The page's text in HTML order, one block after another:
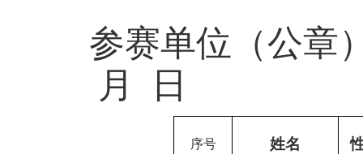
参赛单位（公章
月
日
序号 姓名